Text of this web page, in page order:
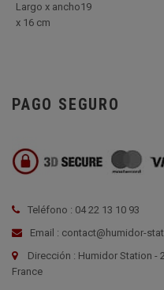
Largo x ancho19
x 16 cm
PAGO SEGURO
Teléfono : 04 22 13 10 93
Email : contact@humidor-
Dirección : Humidor Station -
France